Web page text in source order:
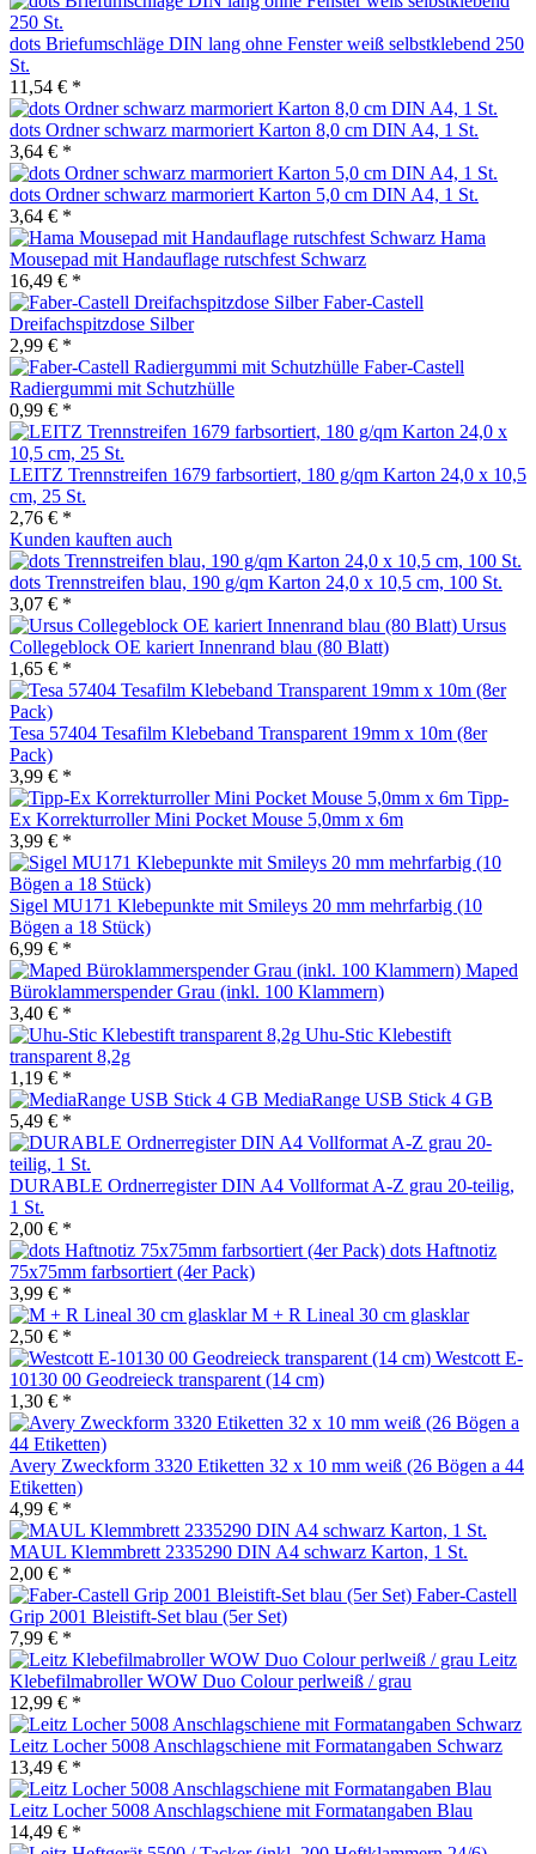
dots Briefumschläge DIN lang ohne Fenster weiß selbstklebend 250
St.
11,54 € *
dots Ordner schwarz marmoriert Karton 8,0 cm DIN A4, 1 St.
3,64 € *
dots Ordner schwarz marmoriert Karton 5,0 cm DIN A4, 1 St.
3,64 € *
Hama
Mousepad mit Handauflage rutschfest Schwarz
16,49 € *
Faber-Castell
Dreifachspitzdose Silber
2,99 € *
Faber-Castell
Radiergummi mit Schutzhülle
0,99 € *
LEITZ Trennstreifen 1679 farbsortiert, 180 g/qm Karton 24,0 x 10,5
cm, 25 St.
2,76 € *
Kunden kauften auch
dots Trennstreifen blau, 190 g/qm Karton 24,0 x 10,5 cm, 100 St.
3,07 € *
Ursus
Collegeblock OE kariert Innenrand blau (80 Blatt)
1,65 € *
Tesa 57404 Tesafilm Klebeband Transparent 19mm x 10m (8er
Pack)
3,99 € *
Tipp-
Ex Korrekturroller Mini Pocket Mouse 5,0mm x 6m
3,99 € *
Sigel MU171 Klebepunkte mit Smileys 20 mm mehrfarbig (10
Bögen a 18 Stück)
6,99 € *
Maped
Büroklammerspender Grau (inkl. 100 Klammern)
3,40 € *
Uhu-Stic Klebestift
transparent 8,2g
1,19 € *
MediaRange USB Stick 4 GB
5,49 € *
DURABLE Ordnerregister DIN A4 Vollformat A-Z grau 20-teilig,
1 St.
2,00 € *
dots Haftnotiz
75x75mm farbsortiert (4er Pack)
3,99 € *
M + R Lineal 30 cm glasklar
2,50 € *
Westcott E-
10130 00 Geodreieck transparent (14 cm)
1,30 € *
Avery Zweckform 3320 Etiketten 32 x 10 mm weiß (26 Bögen a 44
Etiketten)
4,99 € *
MAUL Klemmbrett 2335290 DIN A4 schwarz Karton, 1 St.
2,00 € *
Faber-Castell
Grip 2001 Bleistift-Set blau (5er Set)
7,99 € *
Leitz
Klebefilmabroller WOW Duo Colour perlweiß / grau
12,99 € *
Leitz Locher 5008 Anschlagschiene mit Formatangaben Schwarz
13,49 € *
Leitz Locher 5008 Anschlagschiene mit Formatangaben Blau
14,49 € *